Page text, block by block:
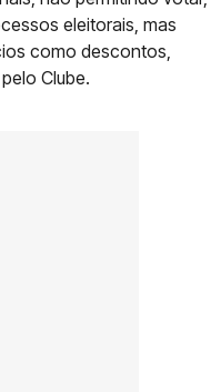
eleitorais, mas
como descontos,
Clube.